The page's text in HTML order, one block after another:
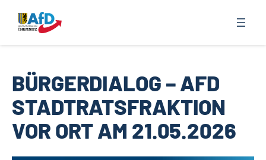
Inhalt
springen
BÜRGERDIALOG – AFD
STADTRATSFRAKTION
VOR ORT AM 21.05.2026